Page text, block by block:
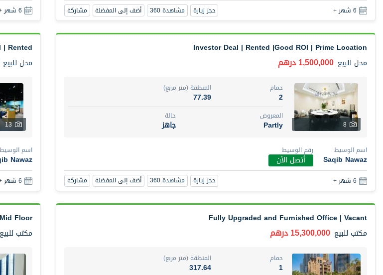
6 شهر + حجز زيارة مشاهدة 360 أضف إلى المفضلة مشاركة 6 شهر +
Investor Deal | Rented |Good ROI | Prime Location
محل للبيع 1,500,000 درهم
8
حمام
2
المنطقة (متر مربع)
77.39
المعروض
Partly
حالة
جاهز
اسم الوسيط
Saqib Nawaz
رقم الوسيط
أتصل الأن
6 شهر + حجز زيارة مشاهدة 360 أضف إلى المفضلة مشاركة
Rented
محل للبيع
13
اسم الوسيط
Nawaz
6 شهر +
Fully Upgraded and Furnished Office | Vacant
مكتب للبيع 15,300,000 درهم
حمام
1
المنطقة (متر مربع)
317.64
Floor
مكتب للبيع